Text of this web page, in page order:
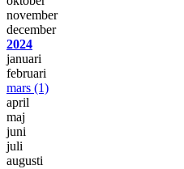
november
december
2024
januari
februari
mars (1)
april
maj
juni
juli
augusti